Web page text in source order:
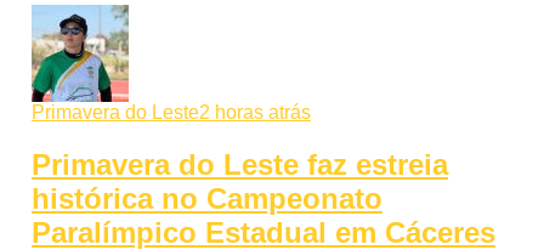
Primavera do Leste2 horas atrás
Primavera do Leste faz estreia
histórica no Campeonato
Paralímpico Estadual em Cáceres